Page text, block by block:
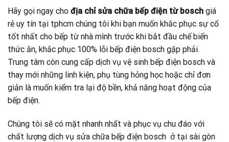
Hãy gọi ngay cho địa chỉ sửa chữa bếp điện từ bosch giá
rẻ uy tín tại tphcm chúng tôi khi bạn muốn khắc phục sự cố
tốt nhất cho bếp từ nhà mình trước khi bắt đầu chế biến
thức ăn, khắc phục 100% lỗi bếp điện bosch gặp phải.
Trung tâm còn cung cấp dịch vụ vệ sinh bếp điện bosch và
thay mới những linh kiện, phụ tùng hỏng học hoặc chỉ đơn
giản là muốn kiểm tra lại độ bền, khả năng hoạt động của
bếp điện.
Chúng tôi sẽ có mặt nhanh nhất và phục vụ chu đáo với
chất lượng dịch vụ sửa chữa bếp điện bosch ở tại sài gòn